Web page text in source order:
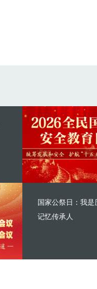
国家公祭日：我是
记忆传承人